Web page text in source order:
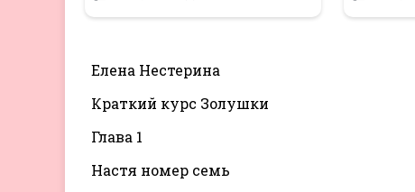
Елена Нестерина
Краткий курс Золушки
Глава 1
Настя номер семь